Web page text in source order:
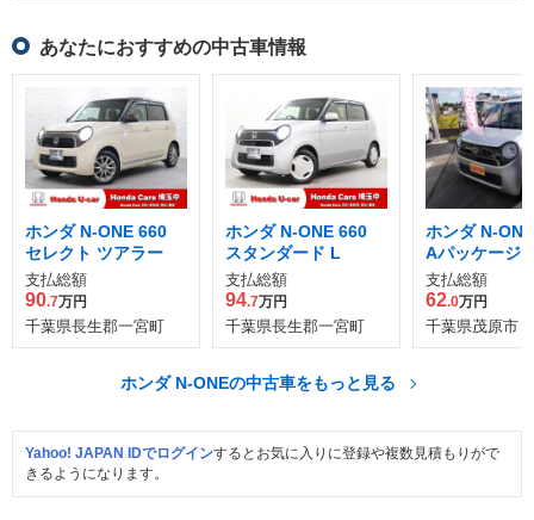
あなたにおすすめの中古車情報
ホンダ N-ONE 660
セレクト ツアラー
支払総額
90.7万円
千葉県長生郡一宮町
ホンダ N-ONE 660
スタンダード L
支払総額
94.7万円
千葉県長生郡一宮町
ホンダ N-
Aパッケージ
支払総額
62.0万円
千葉県茂原市
ホンダ N-ONEの中古車をもっと見る
Yahoo! JAPAN IDでログインするとお気に入りに登録や複数見積もりがで
きるようになります。